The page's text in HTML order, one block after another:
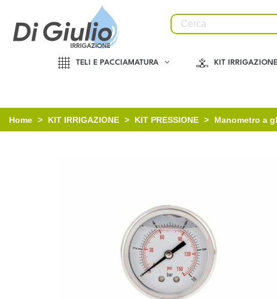
TELI E PACCIAMATURA KIT IRRIGAZIONE
Home > KIT IRRIGAZIONE > KIT PRESSIONE > Manometro a